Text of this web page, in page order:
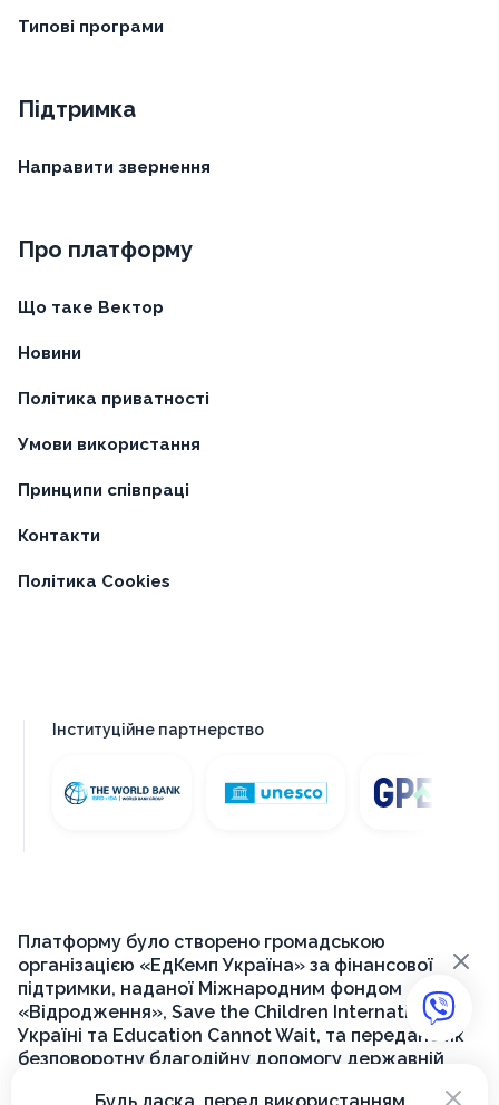
Типові програми
Підтримка
Направити звернення
Про платформу
Що таке Вектор
Новини
Політика приватності
Умови використання
Принципи співпраці
Контакти
Політика Cookies
Інституційне партнерство
Платформу було створено громадською
організацією «ЕдКемп Україна» за фінансової
підтримки, наданої Міжнародним фондом
«Відродження», Save the Children International в
Україні та Education Cannot Wait, та передано як
безповоротну благодійну допомогу державній
×
×